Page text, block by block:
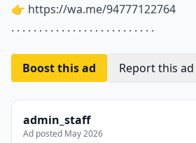
👉 https://wa.me/94777122764
. . . . . . . . . . . . . . . . . . . . . . . . . .
Boost this ad Report this ad
admin_staff
Ad posted May 2026